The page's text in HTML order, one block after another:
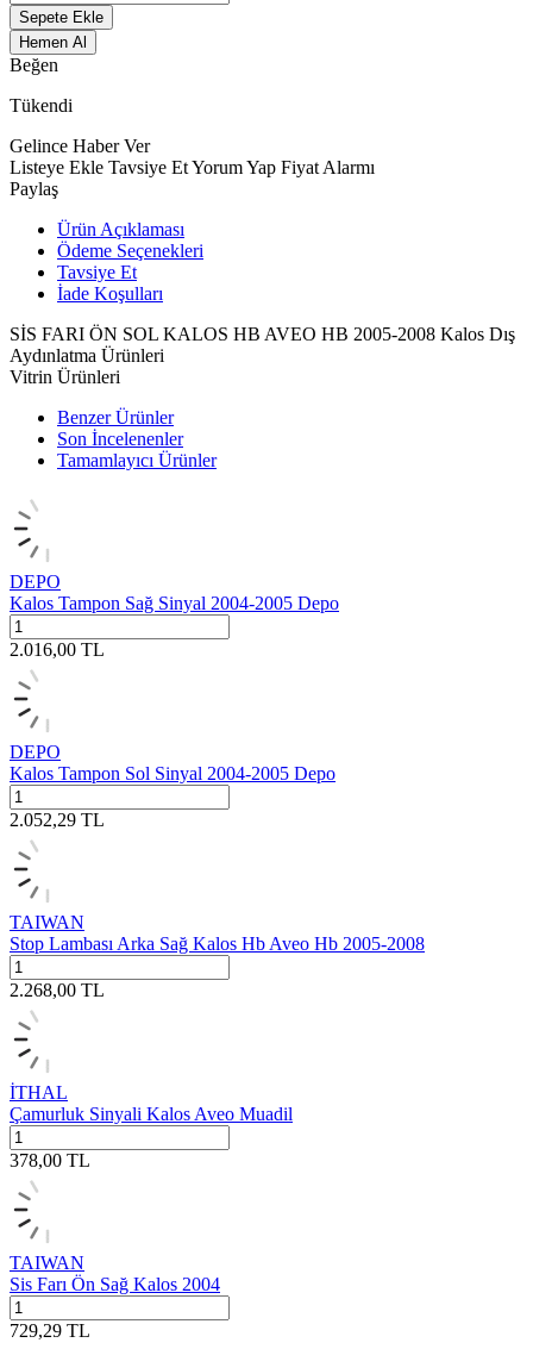
Sepete Ekle
Hemen Al
Beğen
Tükendi
Gelince Haber Ver
Listeye Ekle Tavsiye EtYorum Yap Fiyat Alarmı
Paylaş
Ürün Açıklaması
Ödeme Seçenekleri
Tavsiye Et
İade Koşulları
SİS FARI ÖN SOL KALOS HB AVEO HB 2005-2008 Kalos Dış
Aydınlatma Ürünleri
Vitrin Ürünleri
Benzer Ürünler
Son İncelenenler
Tamamlayıcı Ürünler
DEPO
Kalos Tampon Sağ Sinyal 2004-2005 Depo
2.016,00 TL
DEPO
Kalos Tampon Sol Sinyal 2004-2005 Depo
2.052,29 TL
TAIWAN
Stop Lambası Arka Sağ Kalos Hb Aveo Hb 2005-2008
2.268,00 TL
İTHAL
Çamurluk Sinyali Kalos Aveo Muadil
378,00 TL
TAIWAN
Sis Farı Ön Sağ Kalos 2004
729,29 TL